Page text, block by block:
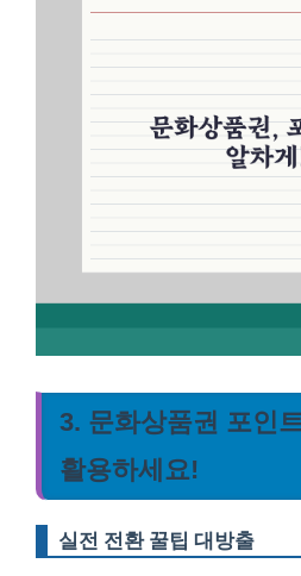
3. 문화상품권 포인
활용하세요!
실전 전환 꿀팁 대방출